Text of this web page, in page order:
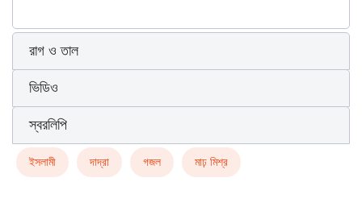
রাগ ও তাল
ভিডিও
স্বরলিপি
ইসলামী দাদ্‌রা গজল মাঢ় মিশ্র